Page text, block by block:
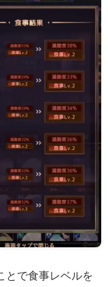
とで食事レベルを